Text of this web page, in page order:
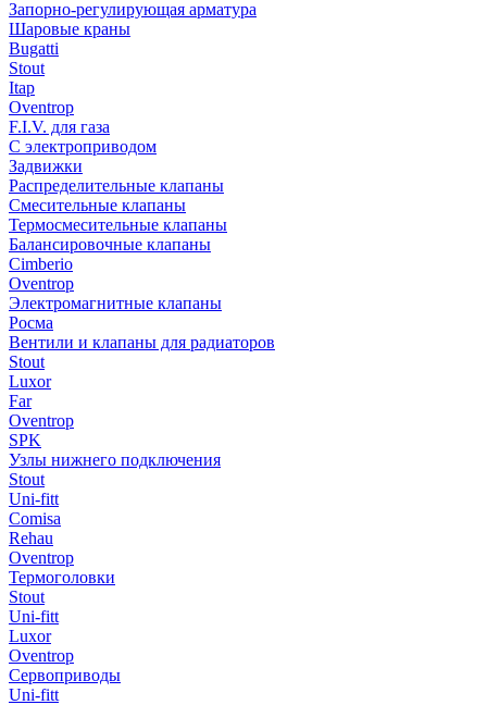
Запорно-регулирующая арматура
Шаровые краны
Bugatti
Stout
Itap
Oventrop
F.I.V. для газа
С электроприводом
Задвижки
Распределительные клапаны
Cмесительные клапаны
Термосмесительные клапаны
Балансировочные клапаны
Cimberio
Oventrop
Электромагнитные клапаны
Росма
Вентили и клапаны для радиаторов
Stout
Luxor
Far
Oventrop
SPK
Узлы нижнего подключения
Stout
Uni-fitt
Comisa
Rehau
Oventrop
Термоголовки
Stout
Uni-fitt
Luxor
Oventrop
Сервоприводы
Uni-fitt